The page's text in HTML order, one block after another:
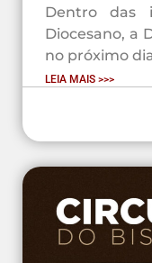
Dentro das
Diocesano, a
no próximo
LEIA MAIS >>>